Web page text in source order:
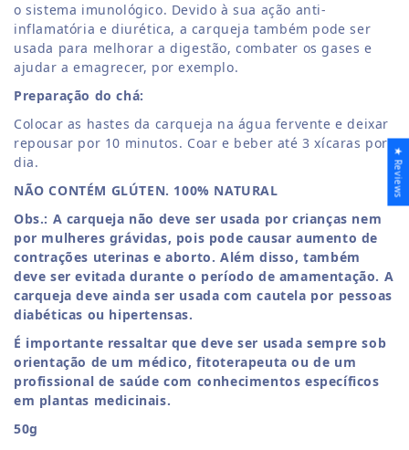
o sistema imunológico. Devido à sua ação anti-
inflamatória e diurética, a carqueja também pode ser
usada para melhorar a digestão, combater os gases e
ajudar a emagrecer, por exemplo.
Preparação do chá:
Colocar as hastes da carqueja na água fervente e deixar
repousar por 10 minutos. Coar e beber até 3 xícaras por
dia.
NÃO CONTÉM GLÚTEN. 100% NATURAL
Obs.: A carqueja não deve ser usada por crianças nem
por mulheres grávidas, pois pode causar aumento de
contrações uterinas e aborto. Além disso, também
deve ser evitada durante o período de amamentação. A
carqueja deve ainda ser usada com cautela por pessoas
diabéticas ou hipertensas.
É importante ressaltar que deve ser usada sempre sob
orientação de um médico, fitoterapeuta ou de um
profissional de saúde com conhecimentos específicos
em plantas medicinais.
50g
★ Reviews